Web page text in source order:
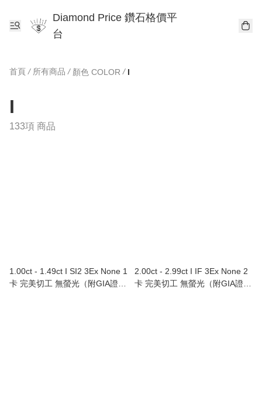
Diamond Price 鑽石格價平
台
首頁 / 所有商品 / 顏色 COLOR / I
I
133項 商品
1.00ct - 1.49ct I SI2 3Ex None 1
卡 完美切工 無螢光（附GIA證
2.00ct - 2.99ct I IF 3Ex None 2
卡 完美切工 無螢光（附GIA證